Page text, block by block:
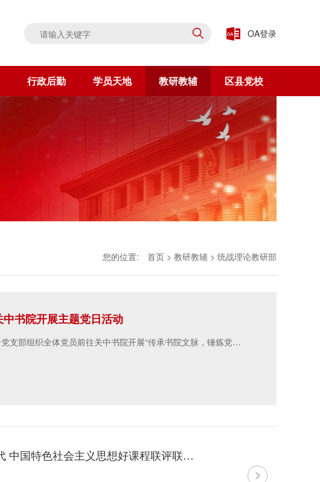
OA登录
行政后勤 学员天地 教研教辅 区县党校
您的位置: 首页 > 教研教辅 > 统战理论教研部
书院开展主题党日活动
12月17日上午，文化统战理论教研部联合党支部组织全体党员前往关中书院开展“传承书院文脉，锤炼党性担当”主题党日活动。
统战理论教研部参加中央社院习近平新时代 中国特色社会主义思想好课程联评联展活动